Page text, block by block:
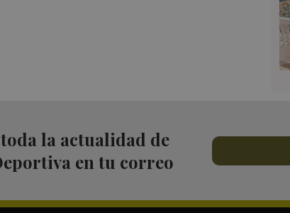
la actualidad de
en tu correo